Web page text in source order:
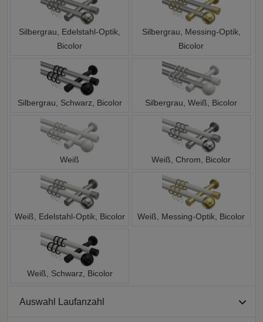
Silbergrau, Edelstahl-Optik,
Bicolor
Silbergrau, Messing-Optik,
Bicolor
Silbergrau, Schwarz, Bicolor Silbergrau, Weiß, Bicolor
Weiß Weiß, Chrom, Bicolor
Weiß, Edelstahl-Optik, Bicolor Weiß, Messing-Optik, Bicolor
Weiß, Schwarz, Bicolor
Auswahl Laufanzahl